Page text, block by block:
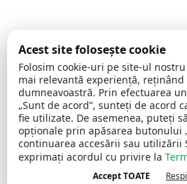
Acest site folosește cookie
Folosim cookie-uri pe site-ul
mai relevantă experiență,
dumneavoastră. Prin efectuarea
„Sunt de acord”, sunteți de acord
fie utilizate. De asemenea, puteți
opționale prin apăsarea butonului
continuarea accesării sau utilizării
exprimați acordul cu privire la
Accept TOATE